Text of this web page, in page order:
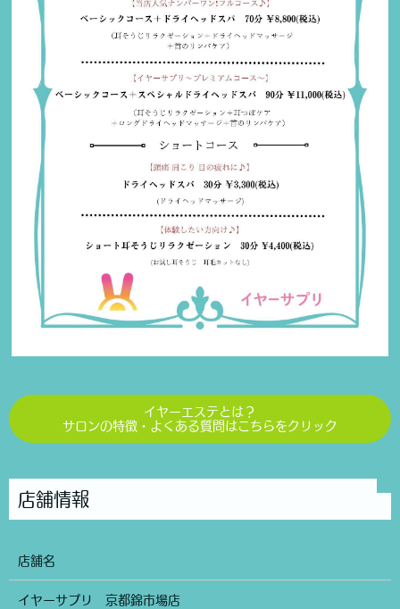
イヤーエステとは？
サロンの特徴・よくある質問はこちらをクリック
店舗情報
店舗名
イヤーサプリ 京都錦市場店